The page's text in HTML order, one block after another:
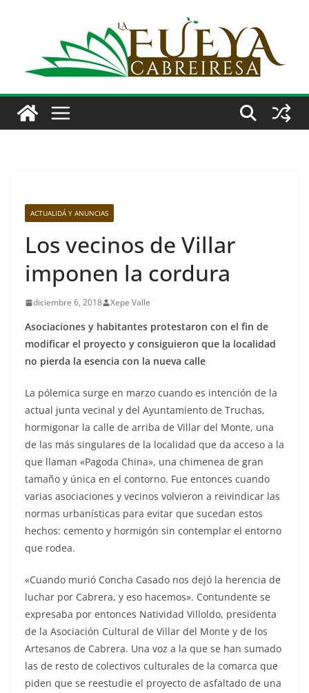
ACTUALIDÁ Y ANUNCIAS
Los vecinos de Villar
imponen la cordura
diciembre 6, 2018 Xepe Valle
Asociaciones y habitantes protestaron con el fin de
modificar el proyecto y consiguieron que la localidad
no pierda la esencia con la nueva calle
La pólemica surge en marzo cuando es intención de la
actual junta vecinal y del Ayuntamiento de Truchas,
hormigonar la calle de arriba de Villar del Monte, una
de las más singulares de la localidad que da acceso a la
que llaman «Pagoda China», una chimenea de gran
tamaño y única en el contorno. Fue entonces cuando
varias asociaciones y vecinos volvieron a reivindicar las
normas urbanísticas para evitar que sucedan estos
hechos: cemento y hormigón sin contemplar el entorno
que rodea.
«Cuando murió Concha Casado nos dejó la herencia de
luchar por Cabrera, y eso hacemos». Contundente se
expresaba por entonces Natividad Villoldo, presidenta
de la Asociación Cultural de Villar del Monte y de los
Artesanos de Cabrera. Una voz a la que se han sumado
las de resto de colectivos culturales de la comarca que
piden que se reestudie el proyecto de asfaltado de una